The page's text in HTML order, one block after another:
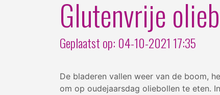
Glutenvrije
Geplaatst op: 04-10-2021 17:35
De bladeren vallen weer van de boom,
om op oudejaarsdag oliebollen te eten.